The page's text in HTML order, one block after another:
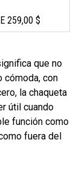
259,00 $
que no
cómoda, con
la chaqueta
útil cuando
función como
fuera del